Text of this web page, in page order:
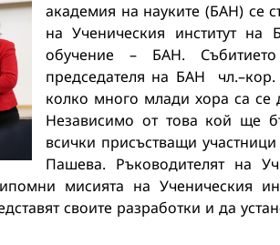
академия на науките (БАН) се
на Ученическия институт
обучение – БАН.
председателя на БАН
колко много млади хора са се
Независимо от това кой ще
всички присъстващи
Пашева. Ръководителят на
мисията на Ученическия
своите разработки и да